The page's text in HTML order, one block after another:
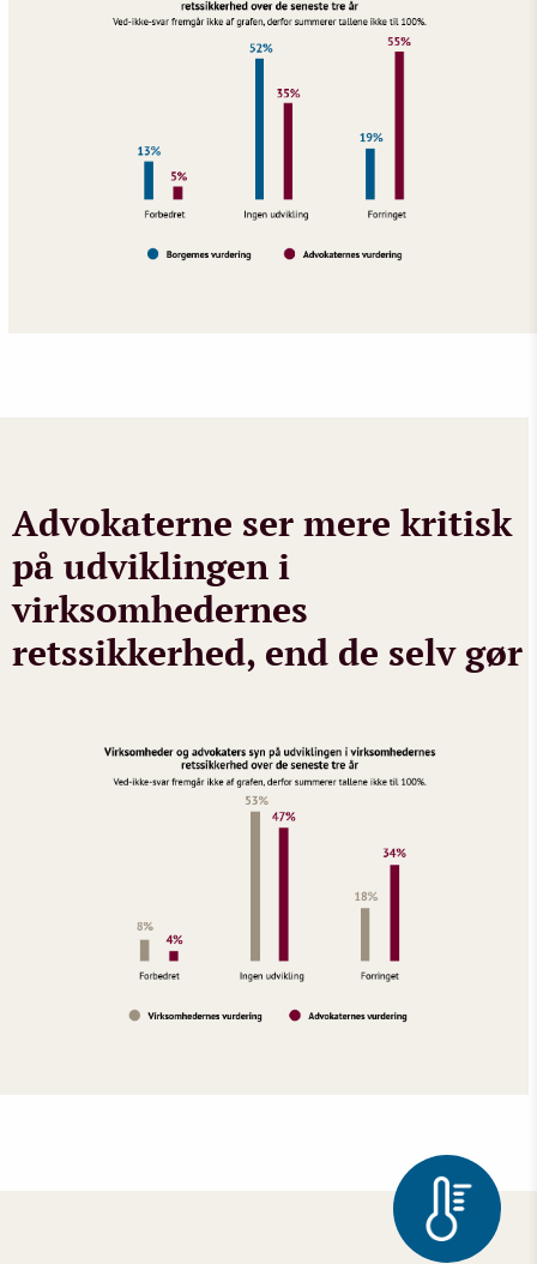
Advokaterne ser mere kritisk
på udviklingen i
virksomhedernes
retssikkerhed, end de selv gør